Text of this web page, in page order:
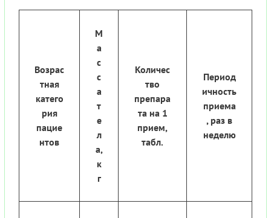
Возрас
тная
катего
рия
пацие
нтов
М
а
с
с
а
т
е
л
а,
к
г
Количес
тво
препара
та на 1
прием,
табл.
Период
ичность
приема
, раз в
неделю